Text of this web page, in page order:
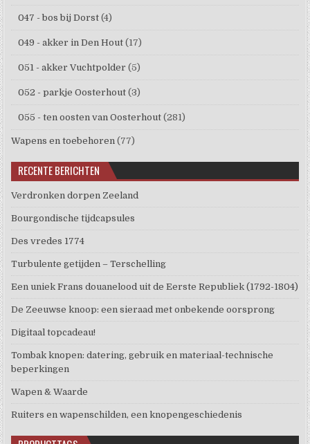
047 - bos bij Dorst (4)
049 - akker in Den Hout (17)
051 - akker Vuchtpolder (5)
052 - parkje Oosterhout (3)
055 - ten oosten van Oosterhout (281)
Wapens en toebehoren (77)
RECENTE BERICHTEN
Verdronken dorpen Zeeland
Bourgondische tijdcapsules
Des vredes 1774
Turbulente getijden – Terschelling
Een uniek Frans douanelood uit de Eerste Republiek (1792-1804)
De Zeeuwse knoop: een sieraad met onbekende oorsprong
Digitaal topcadeau!
Tombak knopen: datering, gebruik en materiaal-technische
beperkingen
Wapen & Waarde
Ruiters en wapenschilden, een knopengeschiedenis